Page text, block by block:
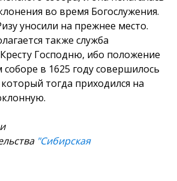
во время Богослужения.
уносили на прежнее место.
также служба
Господню, ибо положение
в 1625 году совершилось
тогда приходился на
"Сибирская